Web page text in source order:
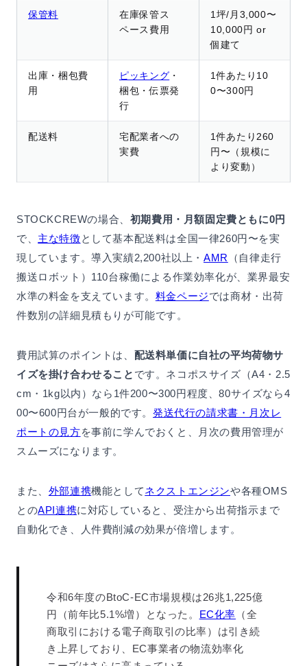
保管料
在庫保管ス
ペース費用
1坪/月3,000〜
10,000円 or
個建て
出庫・梱包費
用
ピッキング ・
梱包・伝票発
行
1件あたり10
0〜300円
配送料
宅配業者への
実費
1件あたり260
円〜（規模に
より変動）
STOCKCREWの場合、 初期費用・月額固定費ともに0円
で、 主な特徴として基本配送料は全国一律260円〜を実
現しています。導入実績2,200社以上・ AMR
（自律走行
搬送ロボット）110台稼働による作業効率化が、業界最安
水準の料金を支えています。 料金ページでは商材・出荷
件数別の詳細見積もりが可能です。
費用試算のポイントは、 配送料単価に自社の平均荷物サ
イズを掛け合わせること です。ネコポスサイズ（A4・2.5
cm・1kg以内）なら1件200〜300円程度、80サイズなら4
00〜600円台が一般的です。発送代行の請求書・月次レ
ポートの見方を事前に学んでおくと、月次の費用管理が
スムーズになります。
また、 外部連携機能としてネクストエンジンや各種OMS
とのAPI連携に対応していると、受注から出荷指示まで
自動化でき、人件費削減の効果が倍増します。
令和6年度のBtoC-EC市場規模は26兆1,225億
円（前年比5.1%増）となった。 EC化率 （全
商取引における電子商取引の比率）は引き続
き上昇しており、EC事業者の物流効率化